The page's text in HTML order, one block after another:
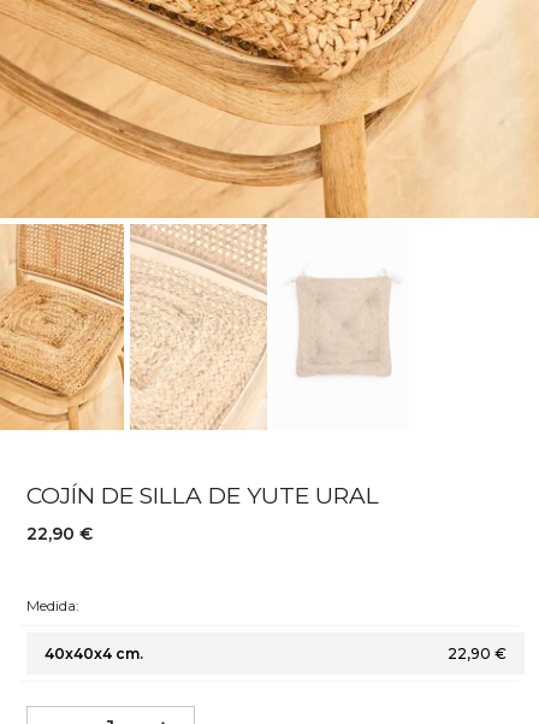
COJÍN DE SILLA DE YUTE URAL
22,90 €
Medida:
40x40x4 cm. 22,90 €